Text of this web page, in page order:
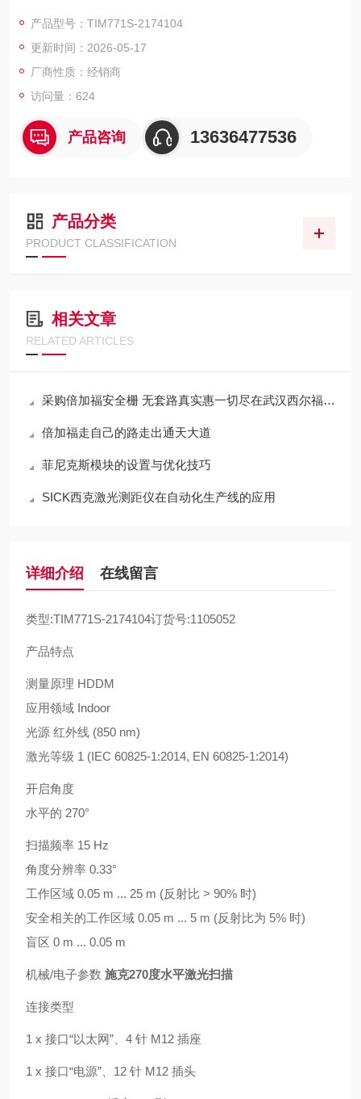
产品型号：TIM771S-2174104
更新时间：2026-05-17
厂商性质：经销商
访问量：624
产品咨询 13636477536
产品分类
PRODUCT CLASSIFICATION
相关文章
RELATED ARTICLES
采购倍加福安全栅 无套路真实惠一切尽在武汉西尔福贸易
倍加福走自己的路走出通天大道
菲尼克斯模块的设置与优化技巧
SICK西克激光测距仪在自动化生产线的应用
详细介绍 在线留言
类型:TIM771S-2174104订货号:1105052
产品特点
测量原理 HDDM
应用领域 Indoor
光源 红外线 (850 nm)
激光等级 1 (IEC 60825-1:2014, EN 60825-1:2014)
开启角度
水平的 270°
扫描频率 15 Hz
角度分辨率 0.33°
工作区域 0.05 m ... 25 m (反射比 > 90% 时)
安全相关的工作区域 0.05 m ... 5 m (反射比为 5% 时)
盲区 0 m ... 0.05 m
机械/电子参数 施克270度水平激光扫描
连接类型
1 x 接口“以太网”、4 针 M12 插座
1 x 接口“电源”、12 针 M12 插头